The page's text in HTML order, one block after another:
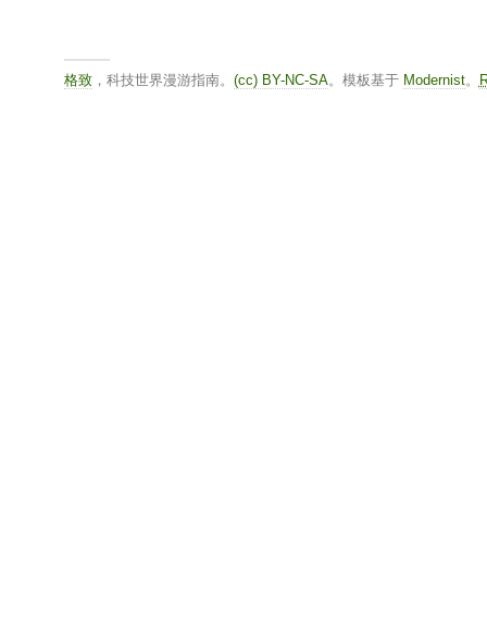
格致，科技世界漫游指南。 (cc) BY-NC-SA。模板基于 Modernist。